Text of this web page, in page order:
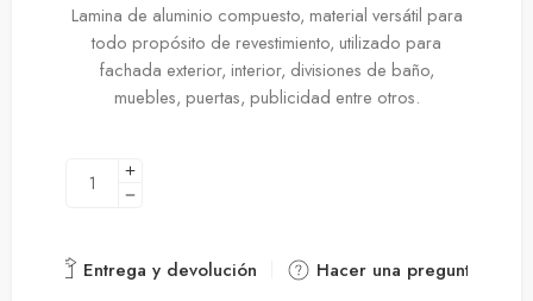
Lamina de aluminio compuesto, material versátil para
todo propósito de revestimiento, utilizado para
fachada exterior, interior, divisiones de baño,
muebles, puertas, publicidad entre otros.
Entrega y devolución Hacer una pregunta